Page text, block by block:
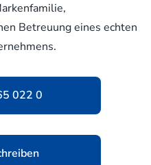
Betreuung eines echten
022 0